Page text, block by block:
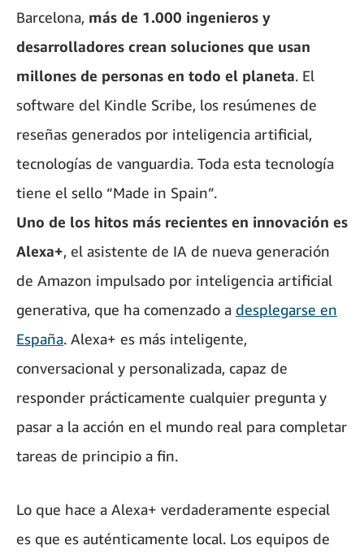
Barcelona, más de 1.000 ingenieros y
desarrolladores crean soluciones que usan
millones de personas en todo el planeta. El
software del Kindle Scribe, los resúmenes de
reseñas generados por inteligencia artificial,
tecnologías de vanguardia. Toda esta tecnología
tiene el sello “Made in Spain”.
Uno de los hitos más recientes en innovación es
Alexa+, el asistente de IA de nueva generación
de Amazon impulsado por inteligencia artificial
generativa, que ha comenzado a desplegarse en
España. Alexa+ es más inteligente,
conversacional y personalizada, capaz de
responder prácticamente cualquier pregunta y
pasar a la acción en el mundo real para completar
tareas de principio a fin.
Lo que hace a Alexa+ verdaderamente especial
es que es auténticamente local. Los equipos de